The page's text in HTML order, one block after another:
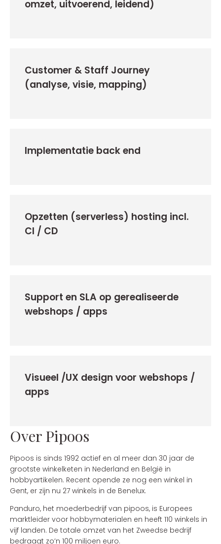
omzet, uitvoerend, leidend)
Customer & Staff Journey
(analyse, visie, mapping)
Implementatie back end
Opzetten (serverless) hosting incl.
CI / CD
Support en SLA op gerealiseerde
webshops / apps
Visueel /UX design voor webshops /
apps
Over Pipoos
Pipoos is sinds 1992 actief en al meer dan 30 jaar de
grootste winkelketen in Nederland en België in
hobbyartikelen. Recent opende ze nog een winkel in
Gent, er zijn nu 27 winkels in de Benelux.
Panduro, het moederbedrijf van pipoos, is Europees
marktleider voor hobbymaterialen en heeft 110 winkels in
vijf landen. De totale omzet van het Zweedse bedrijf
bedraagt zo’n 100 miljoen euro.